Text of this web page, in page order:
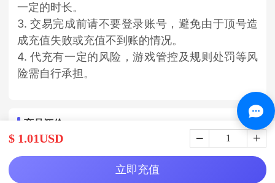
$ 1.01USD
一定的时长。
3. 交易完成前请不要登录账号，避免由于顶号造
成充值失败或充值不到账的情况。
4. 代充有一定的风险，游戏管控及规则处罚等风
险需自行承担。
商品评价